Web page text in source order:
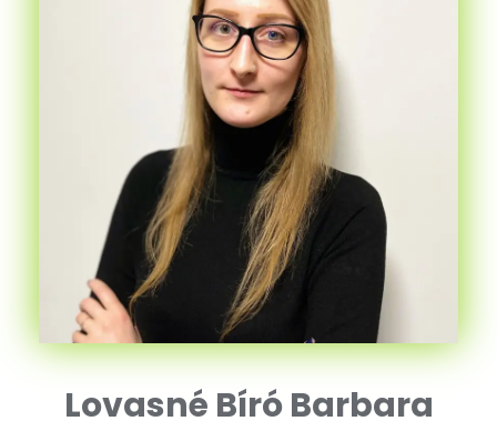
Lovasné Bíró Barbara